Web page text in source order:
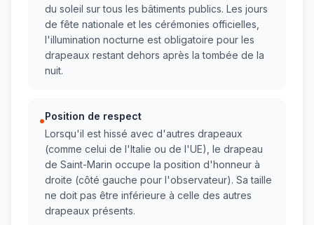
du soleil sur tous les bâtiments publics. Les jours
de fête nationale et les cérémonies officielles,
l'illumination nocturne est obligatoire pour les
drapeaux restant dehors après la tombée de la
nuit.
•Position de respect
Lorsqu'il est hissé avec d'autres drapeaux
(comme celui de l'Italie ou de l'UE), le drapeau
de Saint-Marin occupe la position d'honneur à
droite (côté gauche pour l'observateur). Sa taille
ne doit pas être inférieure à celle des autres
drapeaux présents.